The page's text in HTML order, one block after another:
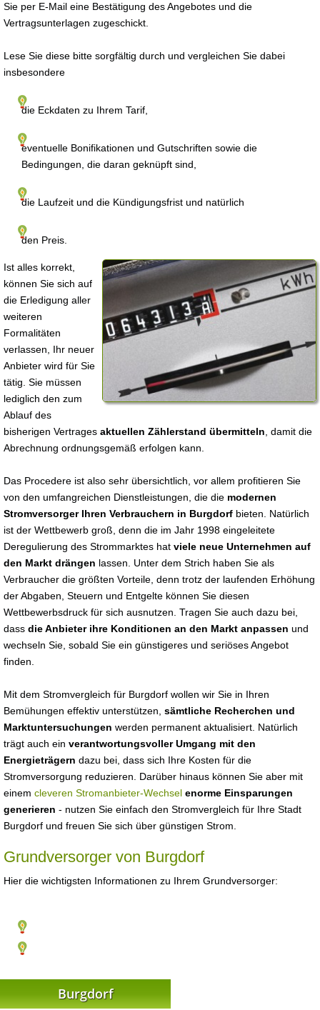
Sie per E-Mail eine Bestätigung des Angebotes und die
Vertragsunterlagen zugeschickt.
Lese Sie diese bitte sorgfältig durch und vergleichen Sie dabei
insbesondere
die Eckdaten zu Ihrem Tarif,
eventuelle Bonifikationen und Gutschriften sowie die
Bedingungen, die daran geknüpft sind,
die Laufzeit und die Kündigungsfrist und natürlich
den Preis.
Ist alles korrekt,
können Sie sich auf
die Erledigung aller
weiteren
Formalitäten
verlassen, Ihr neuer
Anbieter wird für Sie
tätig. Sie müssen
lediglich den zum
Ablauf des
bisherigen Vertrages aktuellen Zählerstand übermitteln , damit die
Abrechnung ordnungsgemäß erfolgen kann.
Das Procedere ist also sehr übersichtlich, vor allem profitieren Sie
von den umfangreichen Dienstleistungen, die die modernen
Stromversorger Ihren Verbrauchern in Burgdorf bieten. Natürlich
ist der Wettbewerb groß, denn die im Jahr 1998 eingeleitete
Deregulierung des Strommarktes hat viele neue Unternehmen auf
den Markt drängen lassen. Unter dem Strich haben Sie als
Verbraucher die größten Vorteile, denn trotz der laufenden Erhöhung
der Abgaben, Steuern und Entgelte können Sie diesen
Wettbewerbsdruck für sich ausnutzen. Tragen Sie auch dazu bei,
dass die Anbieter ihre Konditionen an den Markt anpassen und
wechseln Sie, sobald Sie ein günstigeres und seriöses Angebot
finden.
Mit dem Stromvergleich für Burgdorf wollen wir Sie in Ihren
Bemühungen effektiv unterstützen, sämtliche Recherchen und
Marktuntersuchungen werden permanent aktualisiert. Natürlich
trägt auch ein verantwortungsvoller Umgang mit den
Energieträgern dazu bei, dass sich Ihre Kosten für die
Stromversorgung reduzieren. Darüber hinaus können Sie aber mit
einem cleveren Stromanbieter-Wechsel enorme Einsparungen
generieren - nutzen Sie einfach den Stromvergleich für Ihre Stadt
Burgdorf und freuen Sie sich über günstigen Strom.
Grundversorger von Burgdorf
Hier die wichtigsten Informationen zu Ihrem Grundversorger:
Burgdorf